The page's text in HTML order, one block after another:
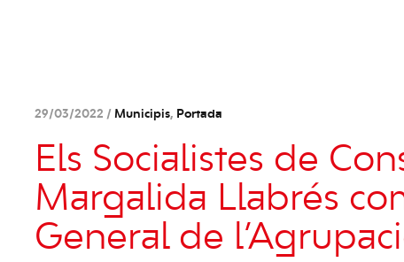
29/03/2022 / Municipis, Portada
Els Socialistes de
Margalida Llabrés
General de